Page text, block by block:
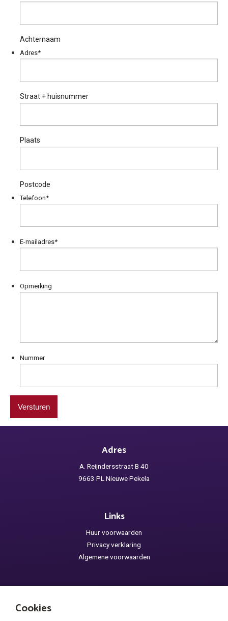
Achternaam
Adres*
Straat + huisnummer
Plaats
Postcode
Telefoon*
E-mailadres*
Opmerking
Nummer
Cookies
Adres
A. Reijndersstraat B 40
9663 PL Nieuwe Pekela
Links
Huur voorwaarden
Privacy verklaring
Algemene voorwaarden
Maandag: gesloten, telefonisch bereikbaar